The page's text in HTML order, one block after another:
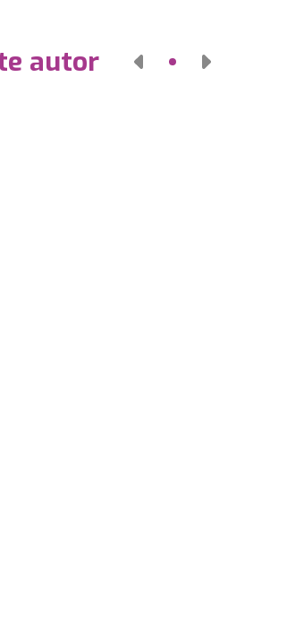
autor